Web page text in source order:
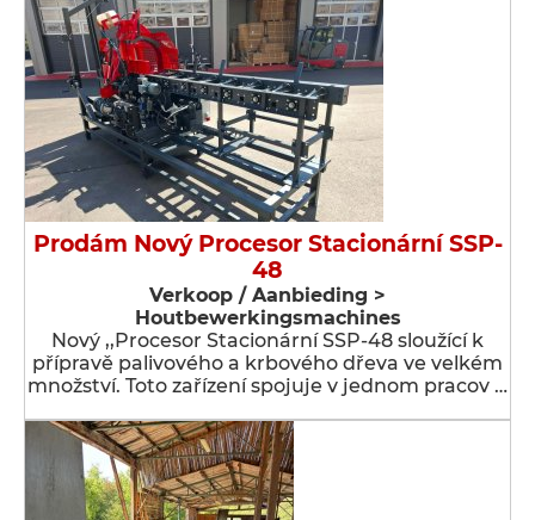
Prodám Nový Procesor Stacionární SSP-
48
Verkoop / Aanbieding >
Houtbewerkingsmachines
Nový ,,Procesor Stacionární SSP-48 sloužící k
přípravě palivového a krbového dřeva ve velkém
množství. Toto zařízení spojuje v jednom pracov …